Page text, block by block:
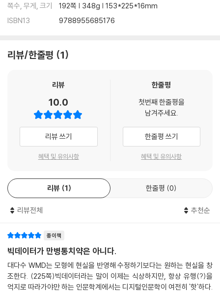
제3절 맺는말: 대량살상무기 비확산 레짐의 강화/참고문헌
쪽수, 무게, 크기
192쪽 | 348g | 153*225*16mm
ISBN13
9788955685176
리뷰/한줄평 1
리뷰
10.0
리뷰 쓰기
혜택 및 유의사항
한줄평
첫번째 한줄평을
남겨주세요.
한줄평 쓰기
혜택 및 유의사항
리뷰 1 한줄평 0
리뷰전체 추천순
종이책
빅데이터가 만병통치약은 아니다.
대다수 WMD는 모형에 현실을 반영해 수정하기보다는 원하는 현실을 창
조한다. (225쪽)빅데이터라는 말이 이제는 식상하지만, 항상 유행(?)을
억지로 따라가야만 하는 인문학계에서는 디지털인문학이 여전히 '핫'하다.